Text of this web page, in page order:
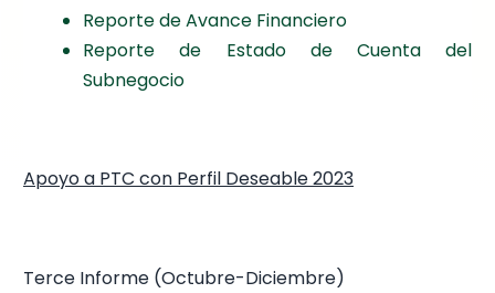
Reporte de Avance Financiero
Reporte de Estado de Cuenta del
Subnegocio
Apoyo a PTC con Perfil Deseable 2023
Terce Informe (Octubre-Diciembre)